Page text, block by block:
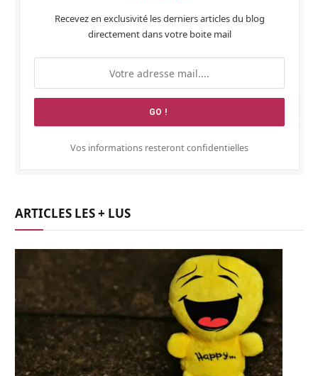
Recevez en exclusivité les derniers articles du blog
directement dans votre boite mail
Vos informations resteront confidentielles
ARTICLES LES + LUS